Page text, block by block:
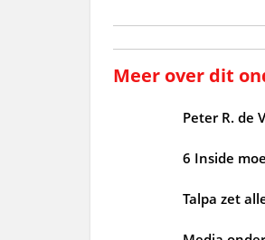
Meer over dit
Peter R. de
6 Inside
Talpa zet